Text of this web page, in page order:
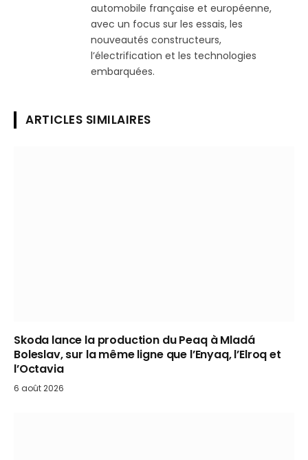
automobile française et européenne,
avec un focus sur les essais, les
nouveautés constructeurs,
l’électrification et les technologies
embarquées.
ARTICLES SIMILAIRES
Skoda lance la production du Peaq à Mladá
Boleslav, sur la même ligne que l’Enyaq, l’Elroq et
l’Octavia
6 août 2026